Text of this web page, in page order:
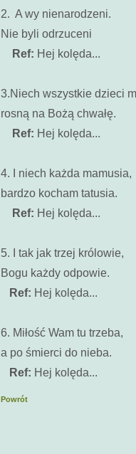
2. A wy nienarodzeni.
Nie byli odrzuceni
Ref: Hej kolęda...
3.Niech wszystkie dzieci
rosną na Bożą chwałę.
Ref: Hej kolęda...
4. I niech każda mamusia,
bardzo kocham tatusia.
Ref: Hej kolęda...
5. I tak jak trzej królowie,
Bogu każdy odpowie.
Ref: Hej kolęda...
6. Miłość Wam tu trzeba,
a po śmierci do nieba.
Ref: Hej kolęda...
Powrót